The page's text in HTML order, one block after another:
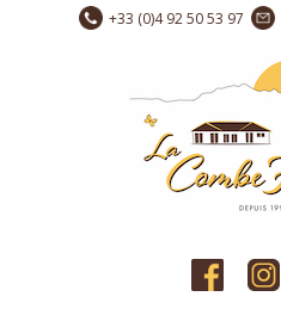
+33 (0)4 92 50 53 97